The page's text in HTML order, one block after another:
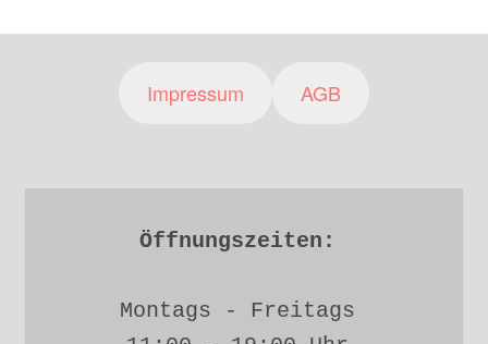
Impressum AGB
Öffnungszeiten:
Montags - Freitags